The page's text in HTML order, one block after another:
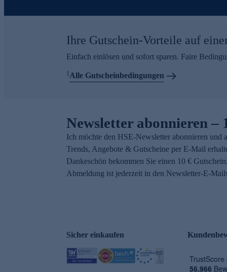
Ihre Gutschein-Vorteile auf
Einfach einlösen und sofort sparen. Faire
1Alle Gutscheinbedingungen
Newsletter abonnieren –
Ich möchte den HSE-Newsletter abonnieren und
Trends, Angebote & Gutscheine per E-Mail
Dankeschön bekommen Sie einen 10 €
Abmeldung ist jederzeit in den Newsletter-E-
Sicher einkaufen